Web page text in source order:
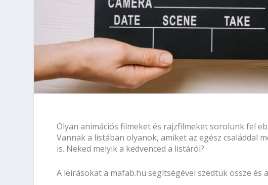
Olyan animációs filmeket és rajzfilmeket sorolunk fel
Vannak a listában olyanok, amiket az egész családdal
is. Neked melyik a kedvenced a listáról?
A leírásokat a mafab.hu segítségével szedtük össze és